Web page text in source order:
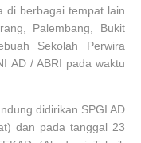
di berbagai tempat lain
Palembang, Bukit
Sekolah Perwira
AD / ABRI pada waktu
didirikan SPGI AD
dan pada tanggal 23